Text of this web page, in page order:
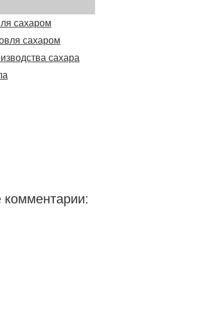
сахаром
сахаром
сахара